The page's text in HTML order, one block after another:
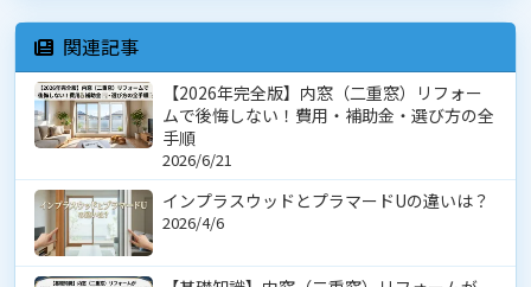
関連記事
【2026年完全版】内窓（二重窓）リフォー
ムで後悔しない！費用・補助金・選び方の全
手順
2026/6/21
インプラスウッドとプラマードUの違いは？
2026/4/6